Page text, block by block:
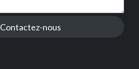
Contactez-nous